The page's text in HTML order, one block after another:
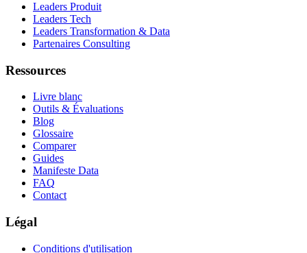
Leaders Produit
Leaders Tech
Leaders Transformation & Data
Partenaires Consulting
Ressources
Livre blanc
Outils & Évaluations
Blog
Glossaire
Comparer
Guides
Manifeste Data
FAQ
Contact
Légal
Conditions d'utilisation